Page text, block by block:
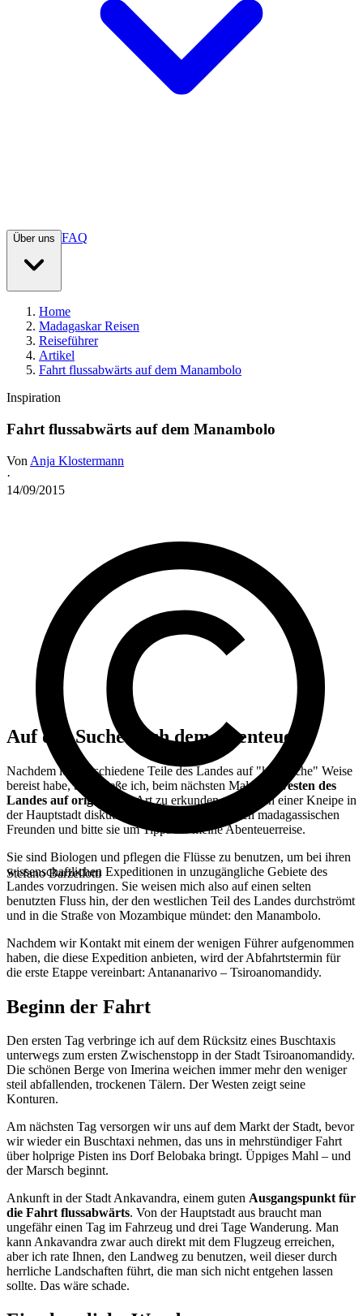
Über uns FAQ
Home
Madagaskar Reisen
Reiseführer
Artikel
Fahrt flussabwärts auf dem Manambolo
Inspiration
Fahrt flussabwärts auf dem Manambolo
Von Anja Klostermann
·
14/09/2015
Stefano Barzellotti
Auf der Suche nach dem Abenteuer
Nachdem ich verschiedene Teile des Landes auf "klassische" Weise
bereist habe, beschließe ich, beim nächsten Malden Westen des
Landes auf originellereArt zu erkunden. Am Tisch einer Kneipe in
der Hauptstadt diskutiere ich darüber mit meinen madagassischen
Freunden und bitte sie um Tipps für meine Abenteuerreise.
Sie sind Biologen und pflegen die Flüsse zu benutzen, um bei ihren
wissenschaftlichen Expeditionen in unzugängliche Gebiete des
Landes vorzudringen. Sie weisen mich also auf einen selten
benutzten Fluss hin, der den westlichen Teil des Landes durchströmt
und in die Straße von Mozambique mündet: den Manambolo.
Nachdem wir Kontakt mit einem der wenigen Führer aufgenommen
haben, die diese Expedition anbieten, wird der Abfahrtstermin für
die erste Etappe vereinbart: Antananarivo – Tsiroanomandidy.
Beginn der Fahrt
Den ersten Tag verbringe ich auf dem Rücksitz eines Buschtaxis
unterwegs zum ersten Zwischenstopp in der Stadt Tsiroanomandidy.
Die schönen Berge von Imerina weichen immer mehr den weniger
steil abfallenden, trockenen Tälern. Der Westen zeigt seine
Konturen.
Am nächsten Tag versorgen wir uns auf dem Markt der Stadt, bevor
wir wieder ein Buschtaxi nehmen, das uns in mehrstündiger Fahrt
über holprige Pisten ins Dorf Belobaka bringt. Üppiges Mahl – und
der Marsch beginnt.
Ankunft in der Stadt Ankavandra, einem guten Ausgangspunkt für
die Fahrt flussabwärts. Von der Hauptstadt aus braucht man
ungefähr einen Tag im Fahrzeug und drei Tage Wanderung. Man
kann Ankavandra zwar auch direkt mit dem Flugzeug erreichen,
aber ich rate Ihnen, den Landweg zu benutzen, weil dieser durch
herrliche Landschaften führt, die man sich nicht entgehen lassen
sollte. Das wäre schade.